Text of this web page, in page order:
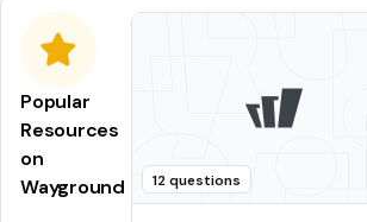
Popular
Resources
on
Wayground
12 questions